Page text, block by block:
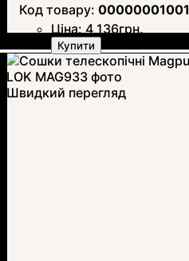
00000001001
Ціна: 4 136грн.
Купити
Швидкий перегляд